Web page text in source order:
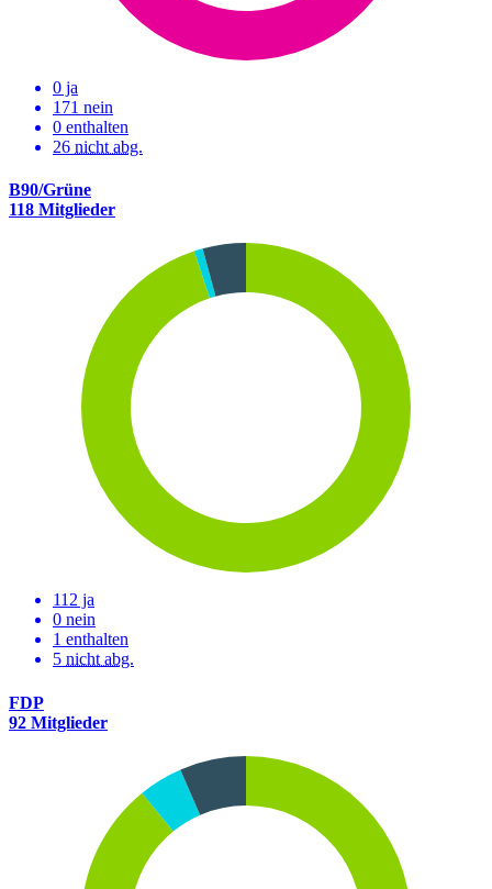
0 ja
171 nein
0 enthalten
26 nicht abg.
B90/Grüne
118 Mitglieder
112 ja
0 nein
1 enthalten
5 nicht abg.
FDP
92 Mitglieder